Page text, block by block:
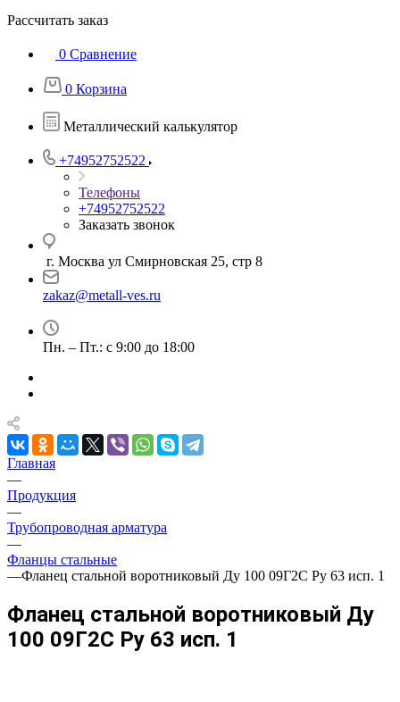
Рассчитать заказ
0 Сравнение
0 Корзина
Металлический калькулятор
+74952752522
Телефоны
+74952752522
Заказать звонок
г. Москва ул Смирновская 25, стр 8
zakaz@metall-ves.ru
Пн. – Пт.: с 9:00 до 18:00
Главная
—
Продукция
—
Трубопроводная арматура
—
Фланцы стальные
—Фланец стальной воротниковый Ду 100 09Г2С Ру 63 исп. 1
Фланец стальной воротниковый Ду
100 09Г2С Ру 63 исп. 1